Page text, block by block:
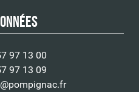
97 13 00
97 13 09